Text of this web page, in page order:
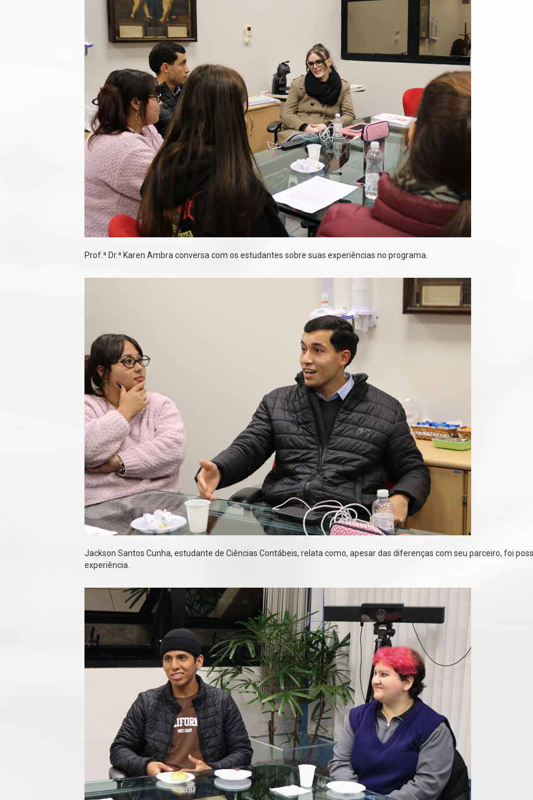
Prof.ª Dr.ª Karen Ambra conversa com os estudantes sobre suas experiências no programa.
Jackson Santos Cunha, estudante de Ciências Contábeis, relata como, apesar das diferenças com seu parceiro, foi
experiência.